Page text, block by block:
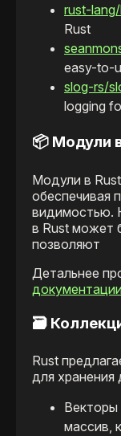
rust-
Rust
easy-to-
slog-rs/
logging
📦 Модули
Модули в
обеспечивая
видимостью.
в Rust может
позволяют
Детальнее
🗃️
Rust
для хранения
Векторы
массив,